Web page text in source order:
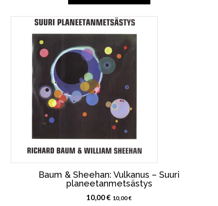
Baum & Sheehan: Vulkanus – Suuri
planeetanmetsästys
10,00€ 10,00€